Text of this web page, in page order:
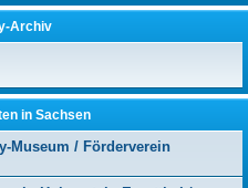
Archiv
in Sachsen
Museum / Förderverein